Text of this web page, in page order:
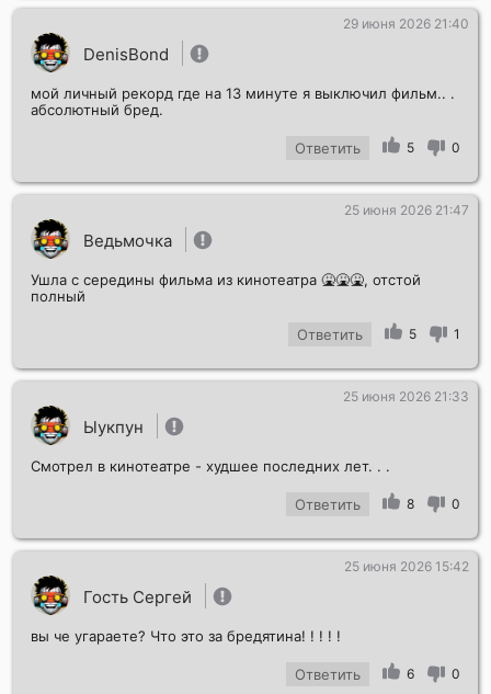
DenisBond
29 июня 2026 21:40
мой личный рекорд где на 13 минуте я выключил фильм.. .
абсолютный бред.
Ответить 5 0
Ведьмочка
25 июня 2026 21:47
Ушла с середины фильма из кинотеатра 🤮🤮🤮, отстой
полный
Ответить 5 1
Ыукпун
25 июня 2026 21:33
Смотрел в кинотеатре - худшее последних лет. . .
Ответить 8 0
Гость Сергей
25 июня 2026 15:42
вы че угараете? Что это за бредятина! ! ! ! !
Ответить 6 0